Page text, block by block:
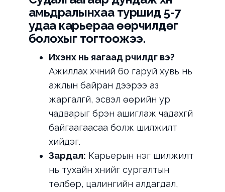
амьдралынхаа туршид 5-7
удаакарьераа өөрчилдөг
болохыг тогтоожээ.
Ихэнх нь яагаад өөрчилдөг вэ?
Ажиллах хүчний 60 гаруй хувь нь
ажлын байран дээрээ аз
жаргалгүй, эсвэл өөрийн ур
чадварыг бүрэн ашиглаж чадахгүй
байгаагаасаа болж шилжилт
хийдэг.
Зардал: Карьерын нэг шилжилт
нь тухайн хүнийг сургалтын
төлбөр, цалингийн алдагдал,